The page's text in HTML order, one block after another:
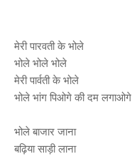
मेरी पारवती के भोले
भोले भोले भोले
मेरी पार्वती के भोले
भोले भांग पिओगे की दम लगाओगे
भोले बाजार जाना
बढ़िया साड़ी लाना